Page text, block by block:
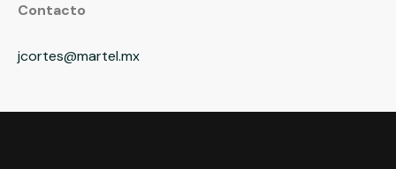
Contacto
jcortes@martel.mx